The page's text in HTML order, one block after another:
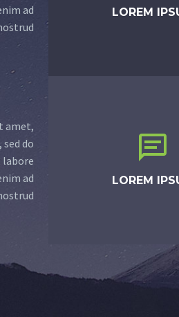
ad
LOREM
amet,
do
labore
ad


LOREM